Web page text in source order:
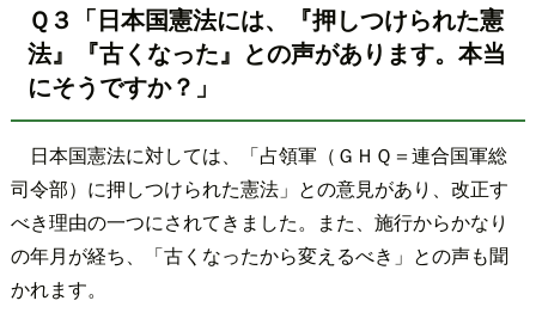
Ｑ３「日本国憲法には、『押しつけられた憲
法』『古くなった』との声があります。本当
にそうですか？」
日本国憲法に対しては、「占領軍（ＧＨＱ＝連合国軍総
司令部）に押しつけられた憲法」との意見があり、改正す
べき理由の一つにされてきました。また、施行からかなり
の年月が経ち、「古くなったから変えるべき」との声も聞
かれます。